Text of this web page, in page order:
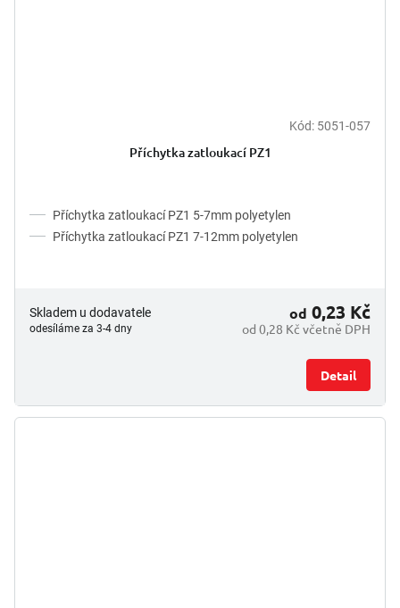
Kód: 5051-057
Příchytka zatloukací PZ1
Příchytka zatloukací PZ1 5-7mm polyetylen
Příchytka zatloukací PZ1 7-12mm polyetylen
Skladem u dodavatele
odesíláme za 3-4 dny od 0,28 Kč včetně DPH
od 0,23 Kč
Detail